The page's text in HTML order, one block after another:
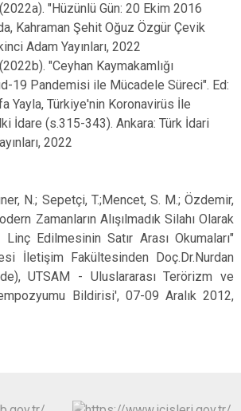
"Hüzünlü Gün: 20 Ekim 2016
Kahraman Şehit Oğuz Özgür Çevik
Adam Yayınları, 2022
"Ceyhan Kaymakamlığı
19 Pandemisi ile Mücadele Süreci". Ed:
Yayla, Türkiye'nin Koronavirüs İle
İdare (s.315-343). Ankara: Türk İdari
2022
N.; Sepetçi, T.;Mencet, S. M.; Özdemir,
Zamanların Alışılmadık Silahı Olarak
Edilmesinin Satır Arası Okumaları"
İletişim Fakültesinden Doç.Dr.Nurdan
UTSAM - Uluslararası Terörizm ve
Bildirisi', 07-09 Aralık 2012,